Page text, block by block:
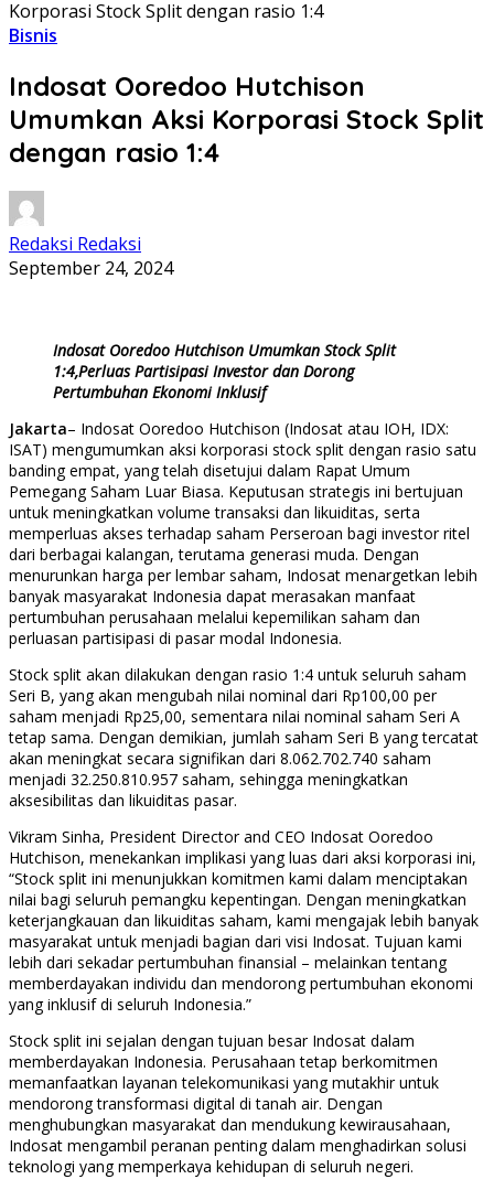
Korporasi Stock Split dengan rasio 1:4
Bisnis
Indosat Ooredoo Hutchison
Umumkan Aksi Korporasi Stock Split
dengan rasio 1:4
Redaksi Redaksi
September 24, 2024
Indosat Ooredoo Hutchison Umumkan Stock Split
1:4,Perluas Partisipasi Investor dan Dorong
Pertumbuhan Ekonomi Inklusif
Jakarta– Indosat Ooredoo Hutchison (Indosat atau IOH, IDX:
ISAT) mengumumkan aksi korporasi stock split dengan rasio satu
banding empat, yang telah disetujui dalam Rapat Umum
Pemegang Saham Luar Biasa. Keputusan strategis ini bertujuan
untuk meningkatkan volume transaksi dan likuiditas, serta
memperluas akses terhadap saham Perseroan bagi investor ritel
dari berbagai kalangan, terutama generasi muda. Dengan
menurunkan harga per lembar saham, Indosat menargetkan lebih
banyak masyarakat Indonesia dapat merasakan manfaat
pertumbuhan perusahaan melalui kepemilikan saham dan
perluasan partisipasi di pasar modal Indonesia.
Stock split akan dilakukan dengan rasio 1:4 untuk seluruh saham
Seri B, yang akan mengubah nilai nominal dari Rp100,00 per
saham menjadi Rp25,00, sementara nilai nominal saham Seri A
tetap sama. Dengan demikian, jumlah saham Seri B yang tercatat
akan meningkat secara signifikan dari 8.062.702.740 saham
menjadi 32.250.810.957 saham, sehingga meningkatkan
aksesibilitas dan likuiditas pasar.
Vikram Sinha, President Director and CEO Indosat Ooredoo
Hutchison, menekankan implikasi yang luas dari aksi korporasi ini,
“Stock split ini menunjukkan komitmen kami dalam menciptakan
nilai bagi seluruh pemangku kepentingan. Dengan meningkatkan
keterjangkauan dan likuiditas saham, kami mengajak lebih banyak
masyarakat untuk menjadi bagian dari visi Indosat. Tujuan kami
lebih dari sekadar pertumbuhan finansial – melainkan tentang
memberdayakan individu dan mendorong pertumbuhan ekonomi
yang inklusif di seluruh Indonesia.”
Stock split ini sejalan dengan tujuan besar Indosat dalam
memberdayakan Indonesia. Perusahaan tetap berkomitmen
memanfaatkan layanan telekomunikasi yang mutakhir untuk
mendorong transformasi digital di tanah air. Dengan
menghubungkan masyarakat dan mendukung kewirausahaan,
Indosat mengambil peranan penting dalam menghadirkan solusi
teknologi yang memperkaya kehidupan di seluruh negeri.